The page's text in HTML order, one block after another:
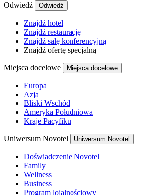
Odwiedź Odwiedź
Znajdź hotel
Znajdź restaurację
Znajdź salę konferencyjną
Znajdź ofertę specjalną
Miejsca docelowe Miejsca docelowe
Europa
Azja
Bliski Wschód
Ameryka Południowa
Kraje Pacyfiku
Uniwersum Novotel Uniwersum Novotel
Doświadczenie Novotel
Family
Wellness
Business
Program lojalnościowy